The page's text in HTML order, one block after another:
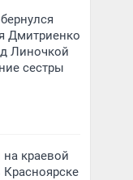
Дмитриенко
Линочкой
сестры
краевой
Красноярске